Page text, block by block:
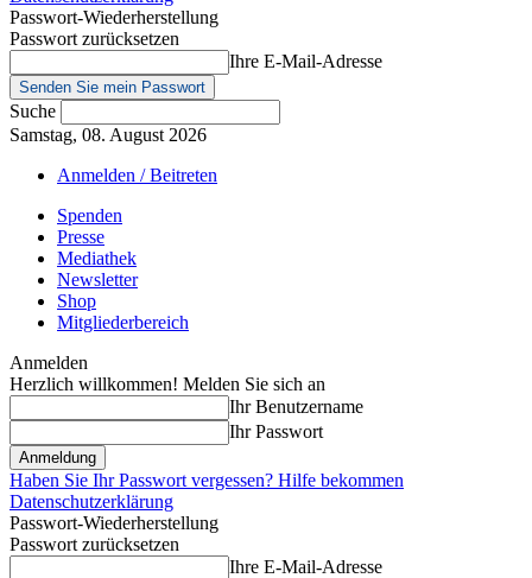
Passwort-Wiederherstellung
Passwort zurücksetzen
Ihre E-Mail-Adresse
Suche
Samstag, 08. August 2026
Anmelden / Beitreten
Spenden
Presse
Mediathek
Newsletter
Shop
Mitgliederbereich
Anmelden
Herzlich willkommen! Melden Sie sich an
Ihr Benutzername
Ihr Passwort
Haben Sie Ihr Passwort vergessen? Hilfe bekommen
Datenschutzerklärung
Passwort-Wiederherstellung
Passwort zurücksetzen
Ihre E-Mail-Adresse